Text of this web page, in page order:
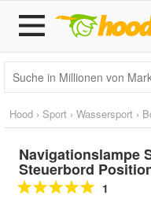
Hood › Sport › Wassersport ›
Navigationslampe
Steuerbord
1